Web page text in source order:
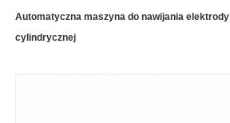
Automatyczna maszyna do nawijania
cylindrycznej